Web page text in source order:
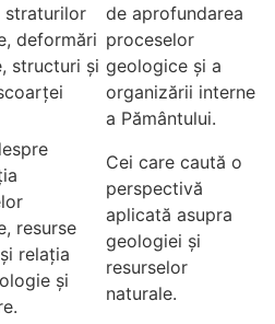
straturilor
deformări
structuri și
de aprofundarea
proceselor
geologice și a
organizării interne
a Pământului.
resurse
relația
și
Cei care caută o
perspectivă
aplicată asupra
geologiei și
resurselor
naturale.